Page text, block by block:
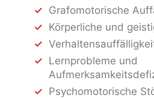
Grafomotorische
Körperliche und
Lernprobleme und
Psychomotorische